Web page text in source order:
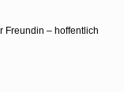
Freundin – hoffentlich